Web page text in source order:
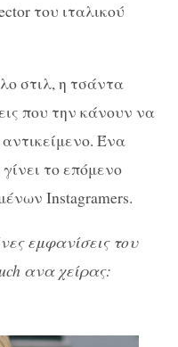
του ιταλικού
στιλ, η τσάντα
που την κάνουν να
Ένα
το επόμενο
Instagramers.
εμφανίσεις του
ανα χείρας: